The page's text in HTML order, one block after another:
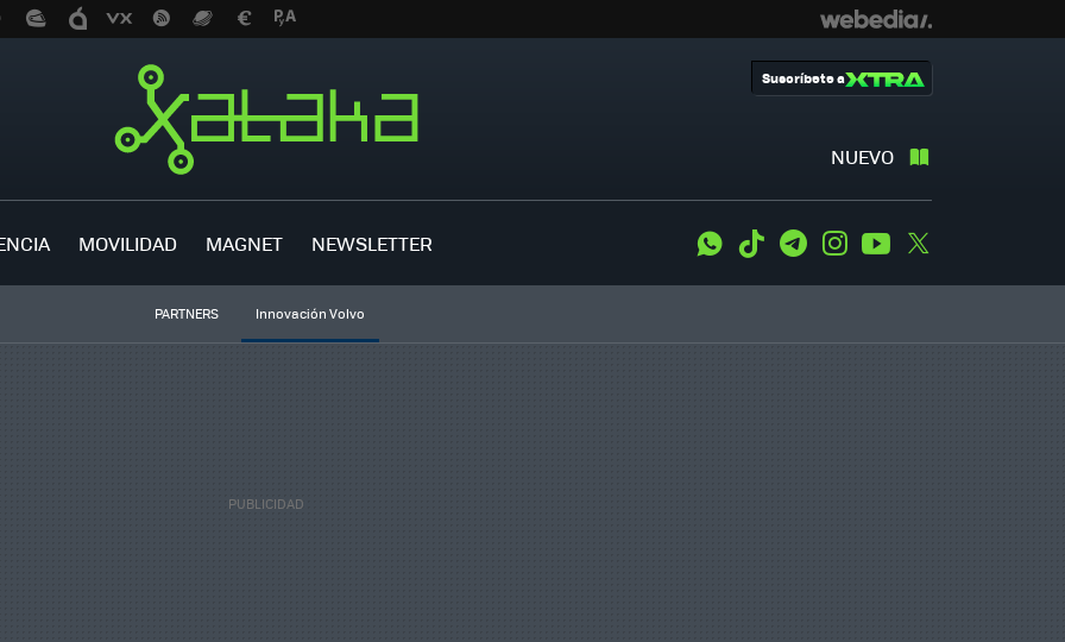
NUEVO
Suscríbete a
MOVILIDAD MAGNET NEWSLETTER WhatsApp
Tiktok TelegramInstagramYoutube
PARTNERS Innovación Volvo